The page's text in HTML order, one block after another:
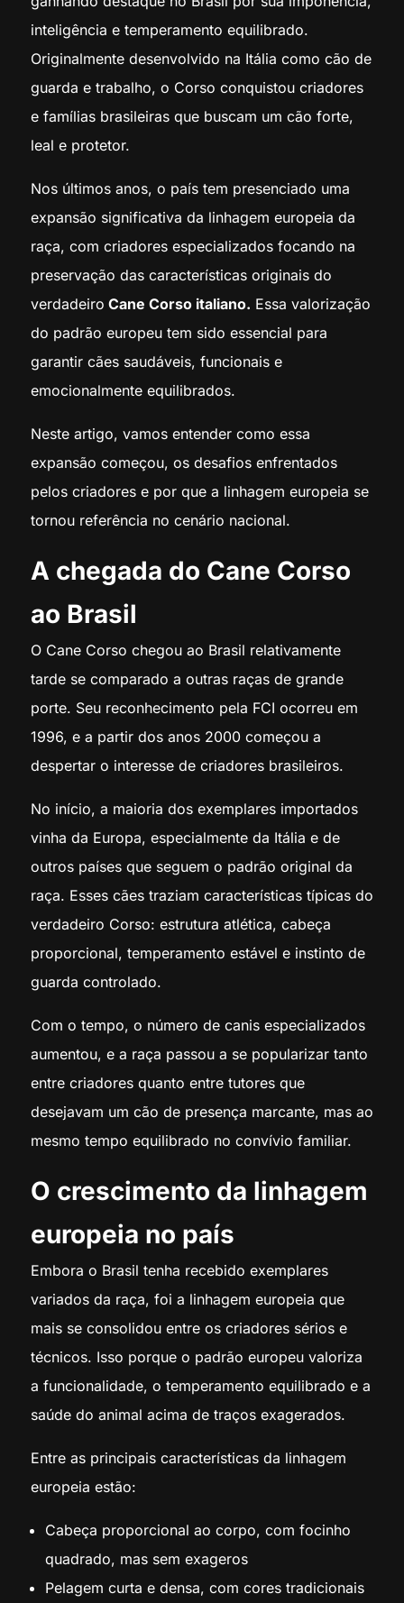
inteligência e temperamento equilibrado.
Originalmente desenvolvido na Itália como cão de
guarda e trabalho, o Corso conquistou criadores
e famílias brasileiras que buscam um cão forte,
leal e protetor.
Nos últimos anos, o país tem presenciado uma
expansão significativa da linhagem europeia da
raça, com criadores especializados focando na
preservação das características originais do
verdadeiro Cane Corso italiano. Essa valorização
do padrão europeu tem sido essencial para
garantir cães saudáveis, funcionais e
emocionalmente equilibrados.
Neste artigo, vamos entender como essa
expansão começou, os desafios enfrentados
pelos criadores e por que a linhagem europeia se
tornou referência no cenário nacional.
A chegada do Cane Corso
ao Brasil
O Cane Corso chegou ao Brasil relativamente
tarde se comparado a outras raças de grande
porte. Seu reconhecimento pela FCI ocorreu em
1996, e a partir dos anos 2000 começou a
despertar o interesse de criadores brasileiros.
No início, a maioria dos exemplares importados
vinha da Europa, especialmente da Itália e de
outros países que seguem o padrão original da
raça. Esses cães traziam características típicas do
verdadeiro Corso: estrutura atlética, cabeça
proporcional, temperamento estável e instinto de
guarda controlado.
Com o tempo, o número de canis especializados
aumentou, e a raça passou a se popularizar tanto
entre criadores quanto entre tutores que
desejavam um cão de presença marcante, mas ao
mesmo tempo equilibrado no convívio familiar.
O crescimento da linhagem
europeia no país
Embora o Brasil tenha recebido exemplares
variados da raça, foi a linhagem europeia que
mais se consolidou entre os criadores sérios e
técnicos. Isso porque o padrão europeu valoriza
a funcionalidade, o temperamento equilibrado e a
saúde do animal acima de traços exagerados.
Entre as principais características da linhagem
europeia estão:
Cabeça proporcional ao corpo, com focinho
quadrado, mas sem exageros
Pelagem curta e densa, com cores tradicionais